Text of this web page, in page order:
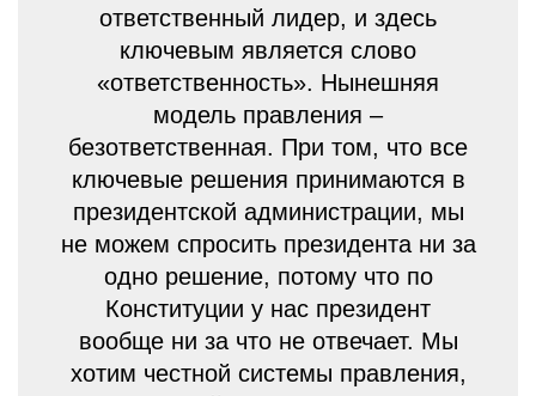
ответственный лидер, и здесь
ключевым является слово
«ответственность». Нынешняя
модель правления –
безответственная. При том, что все
ключевые решения принимаются в
президентской администрации, мы
не можем спросить президента ни за
одно решение, потому что по
Конституции у нас президент
вообще ни за что не отвечает. Мы
хотим честной системы правления,